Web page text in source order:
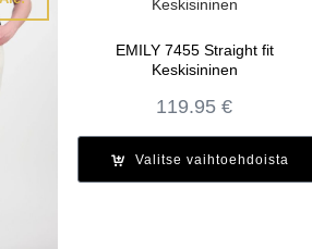
EMILY 7455 Straight fit
Keskisininen
119.95€
Valitse vaihtoehdoista